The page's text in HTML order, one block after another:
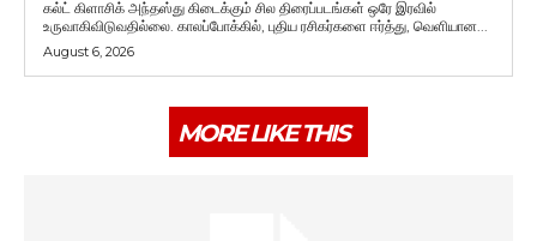
கல்ட் கிளாசிக் அந்தஸ்து கிடைக்கும் சில திரைப்படங்கள் ஒரே இரவில்
உருவாகிவிடுவதில்லை. காலப்போக்கில், புதிய ரசிகர்களை ஈர்த்து, வெளியான...
August 6, 2026
MORE LIKE THIS